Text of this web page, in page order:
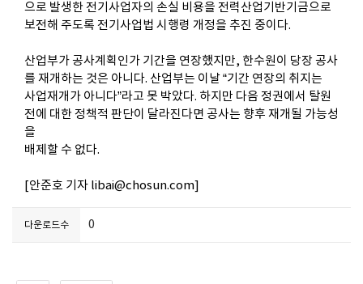
으로 발생한 전기사업자의 손실 비용을 전력산업기반기금으로
보전해 주도록 전기사업법 시행령 개정을 추진 중이다.
산업부가 공사계획인가 기간을 연장했지만, 한수원이 당장 공사
를 재개하는 것은 아니다. 산업부는 이날 “기간 연장의 취지는
사업재개가 아니다”라고 못 박았다. 하지만 다음 정권에서 탈원
전에 대한 정책적 판단이 달라진다면 공사는 향후 재개될 가능성
을
배제할 수 없다.
[안준호 기자 libai@chosun.com]
다운로드수 0